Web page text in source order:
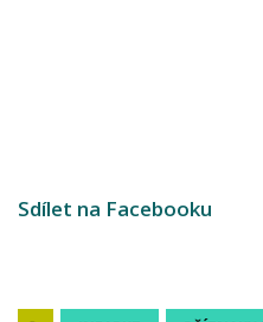
Sdílet na Facebooku